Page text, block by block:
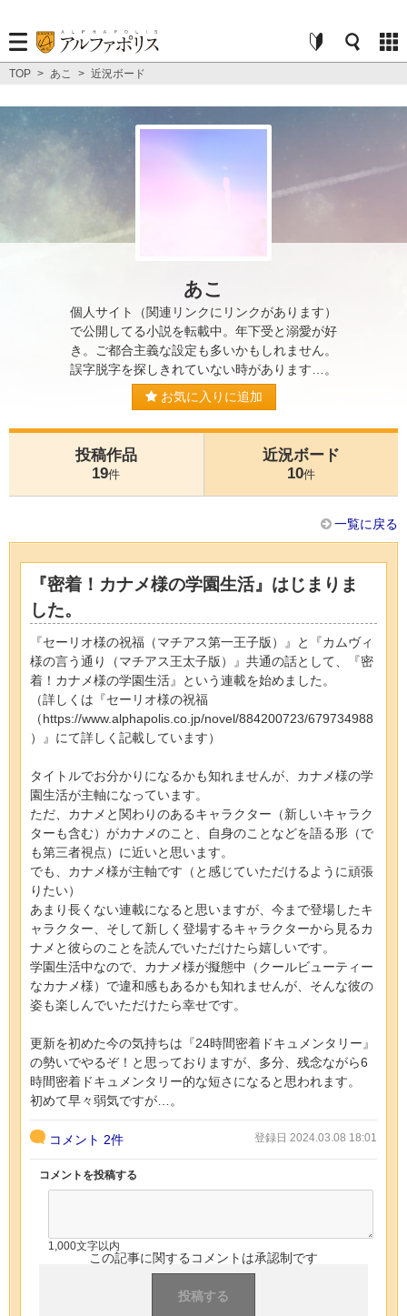
TOP > あこ > 近況ボード
あこ
個人サイト（関連リンクにリンクがあります）
で公開してる小説を転載中。年下受と溺愛が好
き。ご都合主義な設定も多いかもしれません。
誤字脱字を探しきれていない時があります…。
お気に入りに追加
投稿作品
19件
近況ボード
10件
一覧に戻る
『密着！カナメ様の学園生活』はじまりま
した。
『セーリオ様の祝福（マチアス第一王子版）』と『カムヴィ
様の言う通り（マチアス王太子版）』共通の話として、『密
着！カナメ様の学園生活』という連載を始めました。
（詳しくは『セーリオ様の祝福
（https://www.alphapolis.co.jp/novel/884200723/679734988
）』にて詳しく記載しています）
タイトルでお分かりになるかも知れませんが、カナメ様の学
園生活が主軸になっています。
ただ、カナメと関わりのあるキャラクター（新しいキャラク
ターも含む）がカナメのこと、自身のことなどを語る形（で
も第三者視点）に近いと思います。
でも、カナメ様が主軸です（と感じていただけるように頑張
りたい）
あまり長くない連載になると思いますが、今まで登場したキ
ャラクター、そして新しく登場するキャラクターから見るカ
ナメと彼らのことを読んでいただけたら嬉しいです。
学園生活中なので、カナメ様が擬態中（クールビューティー
なカナメ様）で違和感もあるかも知れませんが、そんな彼の
姿も楽しんでいただけたら幸せです。
更新を初めた今の気持ちは『24時間密着ドキュメンタリー』
の勢いでやるぞ！と思っておりますが、多分、残念ながら6
時間密着ドキュメンタリー的な短さになると思われます。
初めて早々弱気ですが…。
コメント 2件 登録日 2024.03.08 18:01
コメントを投稿する
1,000文字以内
この記事に関するコメントは承認制です